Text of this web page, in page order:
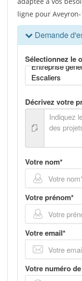
ligne pour Aveyron-